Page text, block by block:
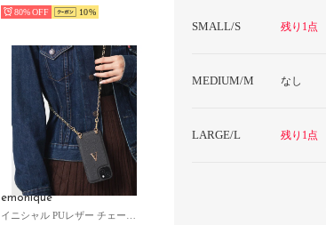
80% 10
emonique
SMALL/S 残り1点
MEDIUM/M なし
LARGE/L 残り1点